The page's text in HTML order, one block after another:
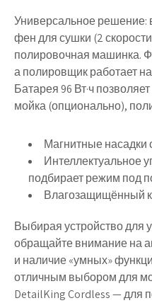
Универсальное решение:
фен для сушки (2
полировочная машинка.
а полировщик работает
Батарея 96 Вт·ч
мойка (опционально),
Магнитные насадки
Интеллектуальное
подбирает режим под
Влагозащищённый
Выбирая устройство для
обращайте внимание на
и наличие «умных»
отличным выбором для
DetailKing Cordless — для